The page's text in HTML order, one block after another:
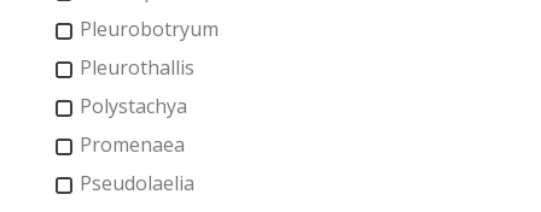
Pleurobotryum
Pleurothallis
Polystachya
Promenaea
Pseudolaelia